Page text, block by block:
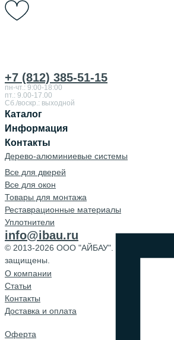
+7 (812) 385-51-15
пн-чт.: 9:00-18:00
пт.: 9.00-17.00
Сб./воскр.: выходной
Каталог
Информация
Контакты
Дерево-алюминиевые системы
Все для дверей
Все для окон
Товары для монтажа
Реставрационные материалы
Уплотнители
info@ibau.ru
© 2013-2026 ООО "АЙБАУ". Все права
защищены.
О компании
Cтатьи
Контакты
Доставка и оплата
Оферта